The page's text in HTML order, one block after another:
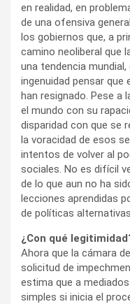
en realidad, en
de una ofensiva
los gobiernos que, a
camino neoliberal que
una tendencia
ingenuidad pensar
han resignado. Pese a
el mundo con su
disparidad con que se
la voracidad de esos
intentos de volver al
sociales. No es difícil
de lo que aun no ha
lecciones aprendidas
de políticas
¿Con qué
Ahora que la cámara
solicitud de
estima que a
simples si inicia el